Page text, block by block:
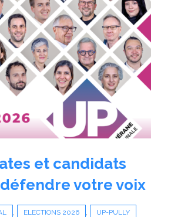
et candidats
votre voix
ELECTIONS 2026 UP-PULLY